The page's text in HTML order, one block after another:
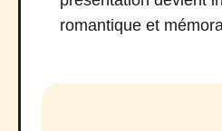
romantique et